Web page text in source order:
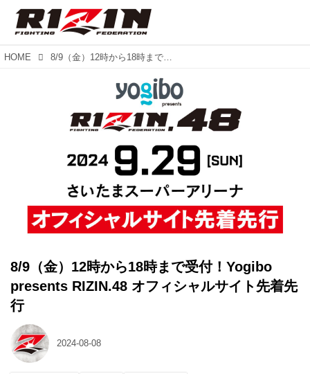
HOME 8/9（金）12時から18時まで受付！Yogibo presents RIZIN.48 オフィシャルサイト先着先行
8/9（金）12時から18時まで受付！Yogibo
presents RIZIN.48 オフィシャルサイト先着先
行
2024-08-08